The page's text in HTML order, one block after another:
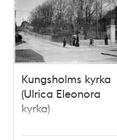
Kungsholms kyrka
(Ulrica Eleonora
kyrka)